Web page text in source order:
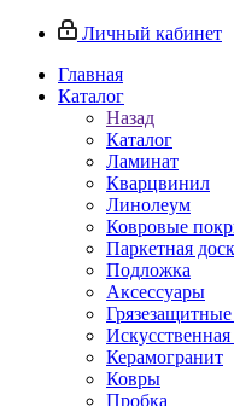
Личный кабинет
Главная
Каталог
Назад
Каталог
Ламинат
Кварцвинил
Линолеум
Ковровые
Паркетная
Подложка
Аксессуары
Искусственная
Керамогранит
Ковры
Пробка